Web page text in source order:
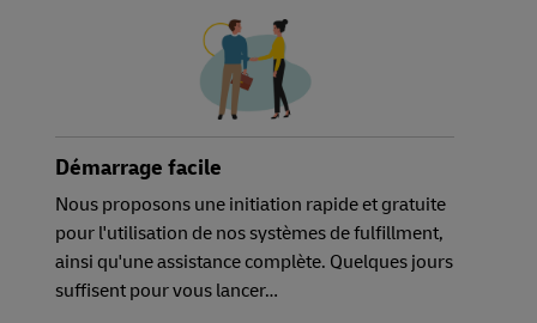
Démarrage facile
Nous proposons une initiation rapide et gratuite
pour l'utilisation de nos systèmes de fulfillment,
ainsi qu'une assistance complète. Quelques jours
suffisent pour vous lancer…